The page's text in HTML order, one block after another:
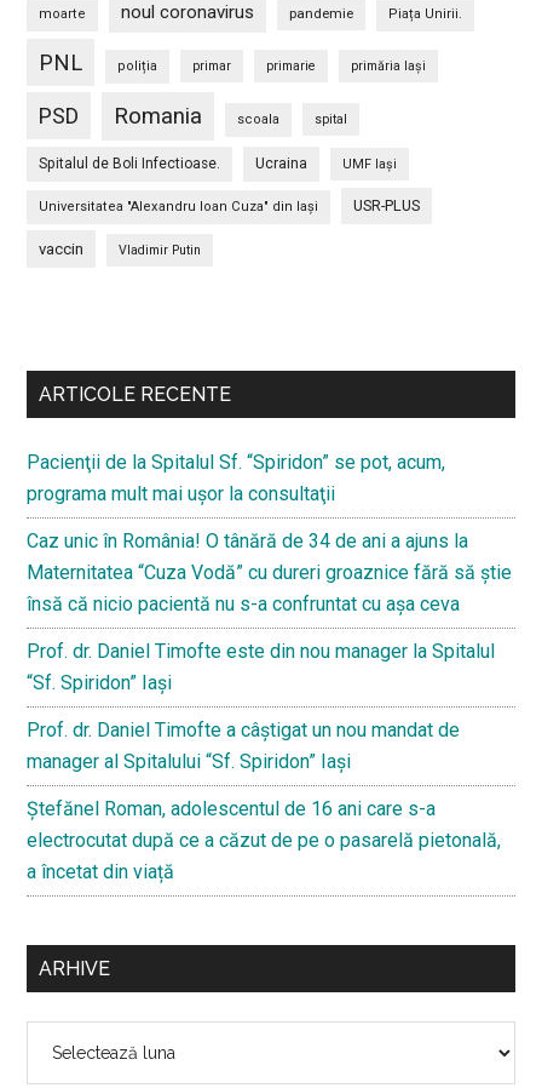
moarte noul coronavirus pandemie Piața Unirii.
PNL poliția primar primarie primăria Iași
PSD Romania scoala spital
Spitalul de Boli Infectioase. Ucraina UMF Iași
Universitatea "Alexandru Ioan Cuza" din Iaşi USR-PLUS
vaccin Vladimir Putin
secundara
ARTICOLE RECENTE
Pacienţii de la Spitalul Sf. “Spiridon” se pot, acum,
programa mult mai uşor la consultaţii
Caz unic în România! O tânără de 34 de ani a ajuns la
Maternitatea “Cuza Vodă” cu dureri groaznice fără să ştie
însă că nicio pacientă nu s-a confruntat cu așa ceva
Prof. dr. Daniel Timofte este din nou manager la Spitalul
“Sf. Spiridon” Iaşi
Prof. dr. Daniel Timofte a câștigat un nou mandat de
manager al Spitalului “Sf. Spiridon” Iași
Ştefănel Roman, adolescentul de 16 ani care s-a
electrocutat după ce a căzut de pe o pasarelă pietonală,
a încetat din viață
ARHIVE